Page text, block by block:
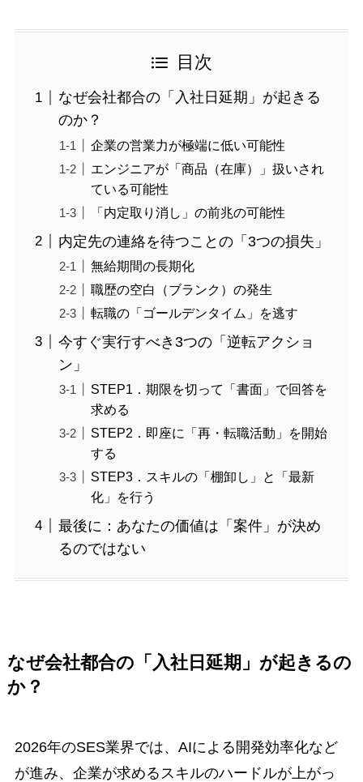
目次
なぜ会社都合の「入社日延期」が起きる
のか？
企業の営業力が極端に低い可能性
エンジニアが「商品（在庫）」扱いされ
ている可能性
「内定取り消し」の前兆の可能性
内定先の連絡を待つことの「3つの損失」
無給期間の長期化
職歴の空白（ブランク）の発生
転職の「ゴールデンタイム」を逃す
今すぐ実行すべき3つの「逆転アクショ
ン」
STEP1．期限を切って「書面」で回答を
求める
STEP2．即座に「再・転職活動」を開始
する
STEP3．スキルの「棚卸し」と「最新
化」を行う
最後に：あなたの価値は「案件」が決め
るのではない
なぜ会社都合の「入社日延期」が起きるの
か？
2026年のSES業界では、AIによる開発効率化など
が進み、企業が求めるスキルのハードルが上がっ